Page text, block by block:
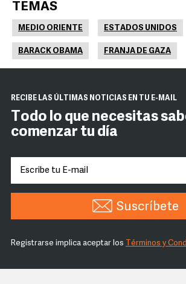
TEMAS
MEDIO ORIENTE ESTADOS UNIDOS
BARACK OBAMA FRANJA DE GAZA
RECIBE LAS ÚLTIMAS NOTICIAS EN TU E-MAIL
Todo lo que necesitas
comenzar tu día
Suscríbete
Registrarse implica aceptar los Términos y